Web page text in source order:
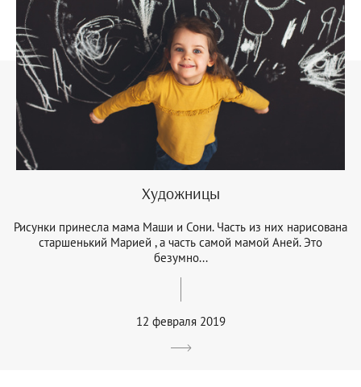
Художницы
Рисунки принесла мама Маши и Сони. Часть из них нарисована
старшенький Марией , а часть самой мамой Аней. Это
безумно...
12 февраля 2019